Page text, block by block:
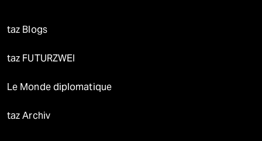
taz Blogs
taz FUTURZWEI
Le Monde diplomatique
taz Archiv